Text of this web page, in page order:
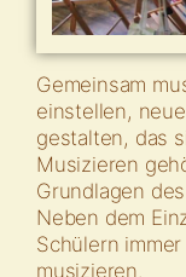
Gemeinsam
einstellen,
gestalten, das
Musizieren
Grundlagen
Neben dem
Schülern
musizieren.